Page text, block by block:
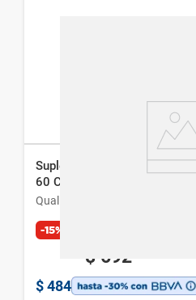
Suplemento Dietario
60 Cáps Blandas
Qualivits
-15%
$ 692
$ 484